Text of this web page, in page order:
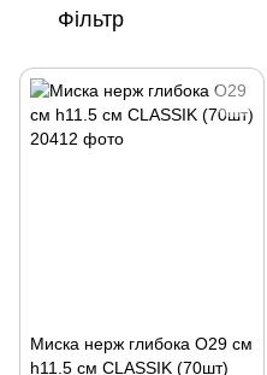
Фільтр
Миска нерж глибока О29 см
h11.5 cм CLASSIK (70шт)